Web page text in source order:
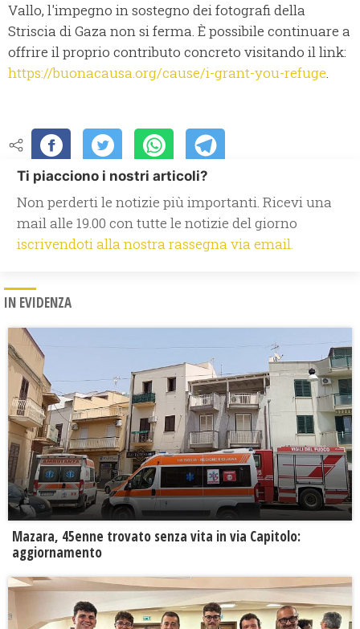
Vallo, l'impegno in sostegno dei fotografi della
Striscia di Gaza non si ferma. È possibile continuare a
offrire il proprio contributo concreto visitando il link:
https://buonacausa.org/cause/i-grant-you-refuge.
Ti piacciono i nostri articoli?
Non perderti le notizie più importanti. Ricevi una
mail alle 19.00 con tutte le notizie del giorno
iscrivendoti alla nostra rassegna via email.
IN EVIDENZA
Mazara, 45enne trovato senza vita in via Capitolo:
aggiornamento